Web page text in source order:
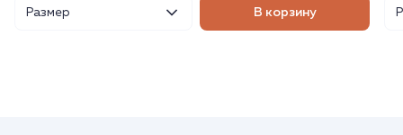
Размер В корзину